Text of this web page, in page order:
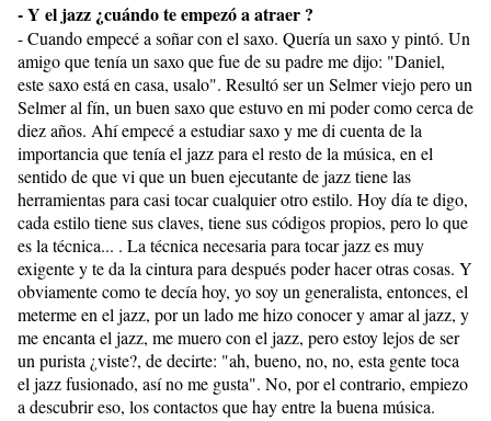
- Y el jazz ¿cuándo te empezó a atraer ?
- Cuando empecé a soñar con el saxo. Quería un saxo y pintó. Un
amigo que tenía un saxo que fue de su padre me dijo: "Daniel,
este saxo está en casa, usalo". Resultó ser un Selmer viejo pero un
Selmer al fín, un buen saxo que estuvo en mi poder como cerca de
diez años. Ahí empecé a estudiar saxo y me di cuenta de la
importancia que tenía el jazz para el resto de la música, en el
sentido de que vi que un buen ejecutante de jazz tiene las
herramientas para casi tocar cualquier otro estilo. Hoy día te digo,
cada estilo tiene sus claves, tiene sus códigos propios, pero lo que
es la técnica... . La técnica necesaria para tocar jazz es muy
exigente y te da la cintura para después poder hacer otras cosas. Y
obviamente como te decía hoy, yo soy un generalista, entonces, el
meterme en el jazz, por un lado me hizo conocer y amar al jazz, y
me encanta el jazz, me muero con el jazz, pero estoy lejos de ser
un purista ¿viste?, de decirte: "ah, bueno, no, no, esta gente toca
el jazz fusionado, así no me gusta". No, por el contrario, empiezo
a descubrir eso, los contactos que hay entre la buena música.